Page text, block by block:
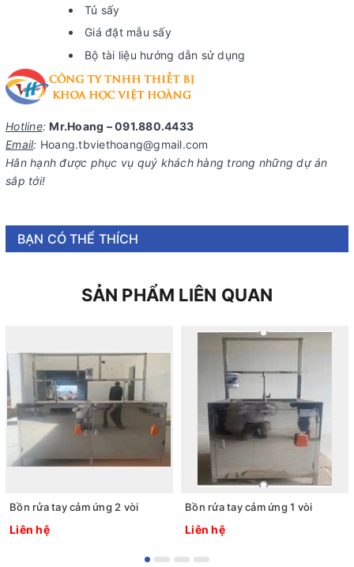
Tủ sấy
Giá đặt mẫu sấy
Bộ tài liệu hướng dẫn sử dụng
Hotline: Mr.Hoang – 091.880.4433
Email: Hoang.tbviethoang@gmail.com
Hân hạnh được phục vụ quý khách hàng trong những dự án
sắp tới!
BẠN CÓ THỂ THÍCH
SẢN PHẨM LIÊN QUAN
Bồn rửa tay cảm ứng 2 vòi
Liên hệ
Bồn rửa tay cảm ứng 1 vòi
Liên hệ